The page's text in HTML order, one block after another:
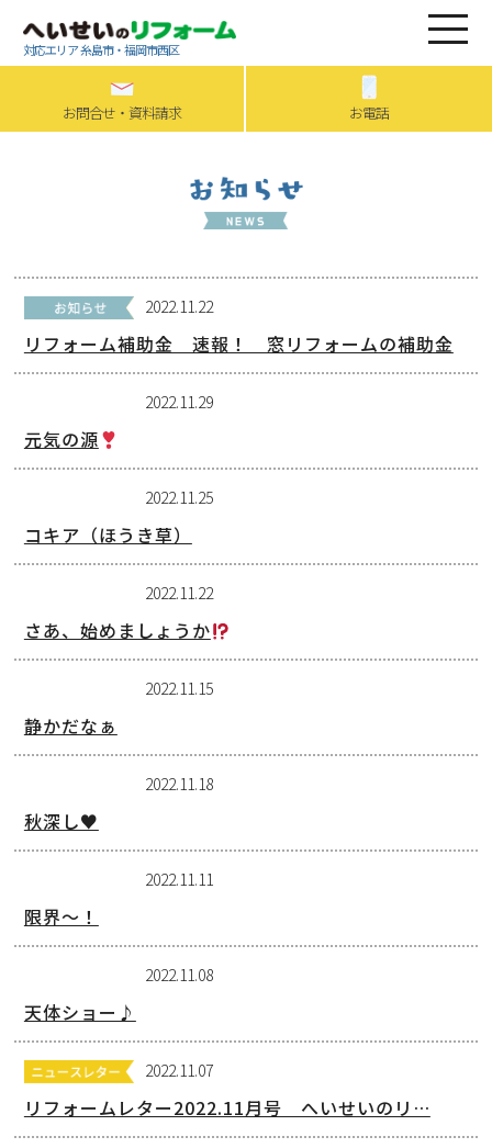
対応エリア 糸島市・福岡市西区
お問合せ・資料請求 お電話
2022.11.22
リフォーム補助金 速報！ 窓リフォームの補助金
2022.11.29
元気の源
2022.11.25
コキア（ほうき草）
2022.11.22
さあ、始めましょうか
2022.11.15
静かだなぁ
2022.11.18
秋深し♥
2022.11.11
限界～！
2022.11.08
天体ショー♪
2022.11.07
リフォームレター2022.11月号 へいせいのリ…